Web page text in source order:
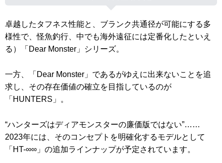
卓越したタフネス性能と、ブランク共通径が可能にする多
様性で、怪魚釣行、中でも海外遠征には定番化したといえ
る）「Dear Monster」シリーズ。
一方、「Dear Monster」であるがゆえに出来ないことを追
求し、その存在価値の確立を目指しているのが
「HUNTERS」。
“ハンターズはディアモンスターの廉価版ではない”……
2023年には、そのコンセプトを明確化するモデルとして
「HT-∞∞」の追加ラインナップが予定されています。